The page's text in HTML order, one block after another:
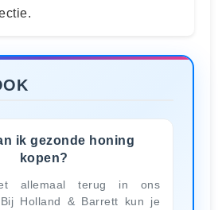
ik gezonde honing
kopen?
allemaal terug in ons
Holland & Barrett kun je